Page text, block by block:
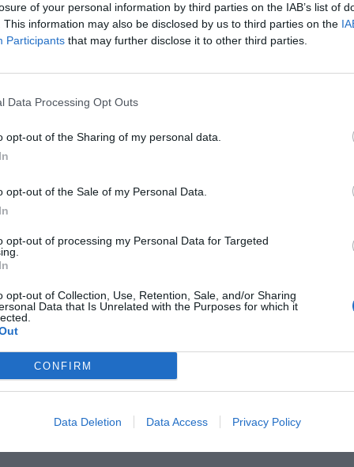
of your personal information by third parties on the IAB’s list of
This information may also be disclosed by us to third parties on the
Participants that may further disclose it to other third parties.
Data Processing Opt Outs
opt-out of the Sharing of my personal data.
opt-out of the Sale of my Personal Data.
opt-out of processing my Personal Data for Targeted
opt-out of Collection, Use, Retention, Sale, and/or Sharing
Data that Is Unrelated with the Purposes for which it
CONFIRM
Data Deletion Data Access Privacy Policy
ustawiła się długa kolejka chętnych chłopców.
czekał na swoją kolej. Wyspecjalizowani barberzy w Polsce
ad